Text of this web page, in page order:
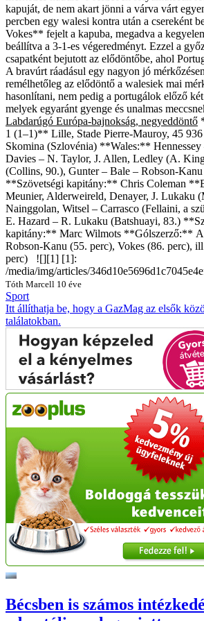
kapuját, de nem akart jönni a várva várt
percben egy walesi kontra után a csereként
Vokes** fejelt a kapuba, megadva a
beállítva a 3-1-es végeredményt. Ezzel a
csapatként bejutott az elődöntőbe, ahol
A bravúrt ráadásul egy nagyon jó
remélhetőleg az elődöntő a walesiek mai
hasonlítani, nem pedig a portugálok előző
melyek egyaránt gyenge és unalmas
Labdarúgó Európa-bajnokság, negyeddöntő
1 (1–1)** Lille, Stade Pierre-Mauroy, 45 936
Skomina (Szlovénia) **Wales:** Hennessey
Davies – N. Taylor, J. Allen, Ledley (A.
(Collins, 90.), Gunter – Bale – Robson-
**Szövetségi kapitány:** Chris Coleman
Meunier, Alderweireld, Denayer, J. Lukaku
Nainggolan, Witsel – Carrasco (Fellaini, a
E. Hazard – R. Lukaku (Batshuayi, 83.)
kapitány:** Marc Wilmots **Gólszerző:**
Robson-Kanu (55. perc), Vokes (86. perc),
perc) ![][1] [1]:
/media/img/articles/
Tóth Marcell 10 éve
Sport
Itt állíthatja be, hogy a GazMag az elsők
találatokban.
Bécsben is számos